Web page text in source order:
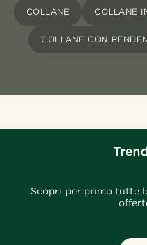
COLLANE COLLANE
COLLANE CON
Scopri per primo tutte